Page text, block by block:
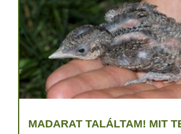
MADARAT TALÁLTAM! MIT